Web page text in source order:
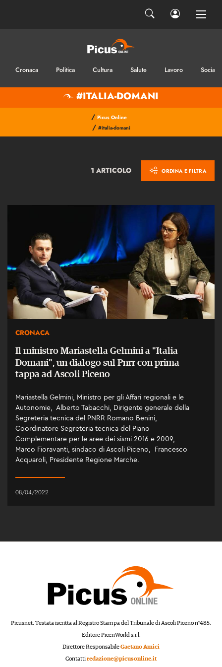
Cronaca Politica Cultura Salute Lavoro Sociale
#ITALIA-DOMANI
/ Picus Online
/ #italia-domani
1 ARTICOLO ORDINA E FILTRA
CRONACA
Il ministro Mariastella Gelmini a "Italia
Domani", un dialogo sul Pnrr con prima
tappa ad Ascoli Piceno
Mariastella Gelmini, Ministro per gli Affari regionali e le
Autonomie, Alberto Tabacchi, Dirigente generale della
Segreteria tecnica del PNRR Romano Benini,
Coordinatore Segreteria tecnica del Piano
Complementare per le aree dei sismi 2016 e 2009,
Marco Fioravanti, sindaco di Ascoli Piceno, Francesco
Acquaroli, Presidente Regione Marche.
08/04/2022
Picusnet. Testata iscritta al Registro Stampa del Tribunale di Ascoli Piceno n°485.
Editore PicenWorld s.r.l.
Direttore ResponsabileGaetano Amici
Contattiredazione@picusonline.it